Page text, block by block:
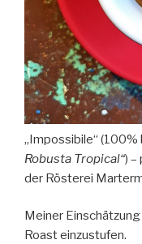
„Impossibile“ (100%
Robusta Tropical“) –
der Rösterei
Meiner
Roast einzustufen.